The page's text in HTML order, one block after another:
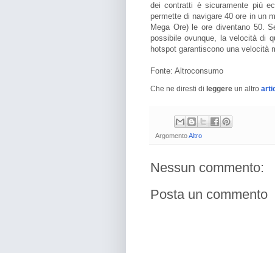
dei contratti è sicuramente più
permette di navigare 40 ore in un
Mega Ore) le ore diventano 50.
possibile ovunque, la velocità di
hotspot garantiscono una velocità
Fonte: Altroconsumo
Che ne diresti di leggere un altro
ArgomentoAltro
Nessun commento:
Posta un commento